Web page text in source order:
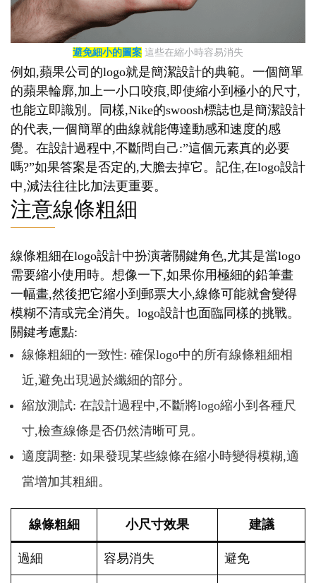
避免細小的圖案 這些在縮小時容易消失
例如,蘋果公司的logo就是簡潔設計的典範。一個簡單
的蘋果輪廓,加上一小口咬痕,即使縮小到極小的尺寸,
也能立即識別。同樣,Nike的swoosh標誌也是簡潔設計
的代表,一個簡單的曲線就能傳達動感和速度的感
覺。在設計過程中,不斷問自己:”這個元素真的必要
嗎?”如果答案是否定的,大膽去掉它。記住,在logo設計
中,減法往往比加法更重要。
注意線條粗細
線條粗細在logo設計中扮演著關鍵角色,尤其是當logo
需要縮小使用時。想像一下,如果你用極細的鉛筆畫
一幅畫,然後把它縮小到郵票大小,線條可能就會變得
模糊不清或完全消失。logo設計也面臨同樣的挑戰。
關鍵考慮點:
線條粗細的一致性: 確保logo中的所有線條粗細相
近,避免出現過於纖細的部分。
縮放測試: 在設計過程中,不斷將logo縮小到各種尺
寸,檢查線條是否仍然清晰可見。
適度調整: 如果發現某些線條在縮小時變得模糊,適
當增加其粗細。
線條粗細 小尺寸效果 建議
過細 容易消失 避免